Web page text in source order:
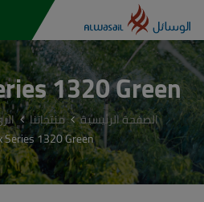
1320 Green
الصفحة الرئيسية منتجاتنا
Series 1320 Green